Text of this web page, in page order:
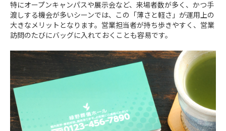
特にオープンキャンパスや展示会など、来場者数が多く、かつ手
渡しする機会が多いシーンでは、この「薄さと軽さ」が運用上の
大きなメリットとなります。営業担当者が持ち歩きやすく、営業
訪問のたびにバッグに入れておくことも容易です。